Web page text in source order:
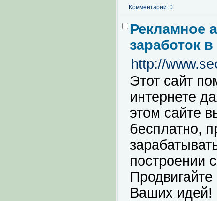
Комментарии: 0
Рекламное
заработок
http://
Этот сайт
интернете
этом сайте
бесплатно,
построении
Ваших идей!